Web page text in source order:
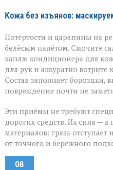
Кожа без изъянов:
Потёртости и царапины на
белёсым налётом. Смочите
каплю кондиционера для
для рук и аккуратно
Состав заполняет бороздки,
повреждение почти не
Эти приёмы не требуют
дорогих средств. Их сила —
материалов: грязь
от точного и бережного
08